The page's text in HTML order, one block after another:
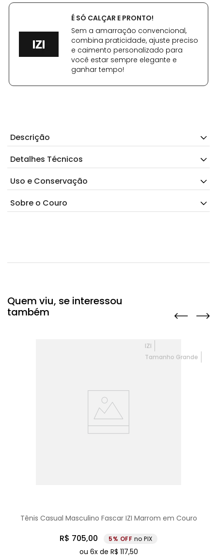
É SÓ CALÇAR E PRONTO!
Sem a amarração convencional,
combina praticidade, ajuste preciso
e caimento personalizado para
você estar sempre elegante e
ganhar tempo!
Descrição
Detalhes Técnicos
Uso e Conservação
Sobre o Couro
Quem viu, se interessou
também
IZI
Tamanho Grande
Tênis Casual Masculino Fascar IZI Marrom em Couro
R$ 705,00 5% no PIX
ou 6x de R$ 117,50